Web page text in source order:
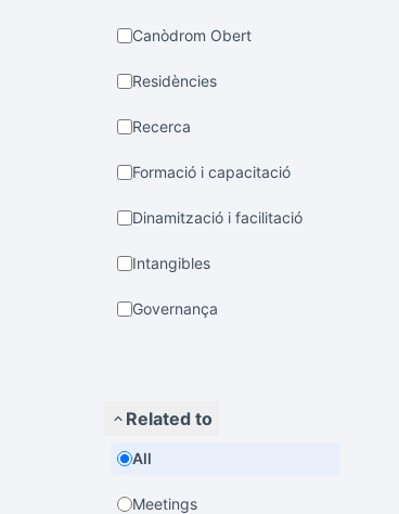
Canòdrom Obert
Residències
Recerca
Formació i capacitació
Dinamització i facilitació
Intangibles
Governança
Related to
All
Meetings